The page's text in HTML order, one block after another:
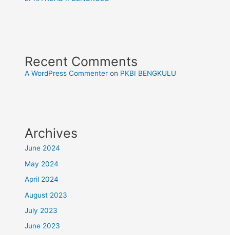
Recent Comments
A WordPress Commenter on PKBI BENGKULU
Archives
June 2024
May 2024
April 2024
August 2023
July 2023
June 2023